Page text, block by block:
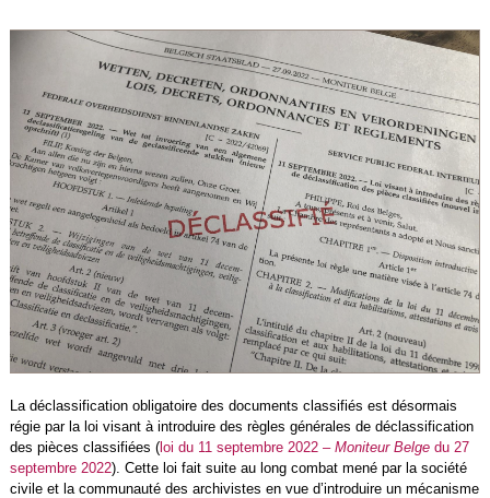
La déclassification obligatoire des documents classifiés est désormais
régie par la loi visant à introduire des règles générales de déclassification
des pièces classifiées (loi du 11 septembre 2022 – Moniteur Belgedu 27
septembre 2022). Cette loi fait suite au long combat mené par la société
civile et la communauté des archivistes en vue d’introduire un mécanisme